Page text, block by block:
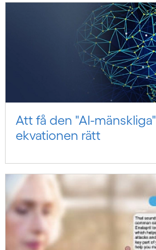
Att få den "AI-mänskliga"
ekvationen rätt